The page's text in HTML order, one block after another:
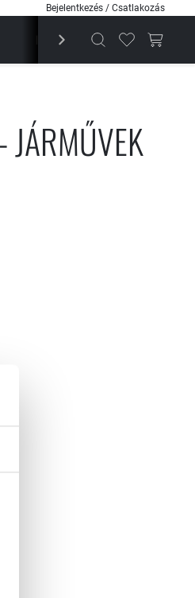
Bejelentkezés / Csatlakozás
BESTSELLEREK MAGAZIN
JÁRMŰVEK